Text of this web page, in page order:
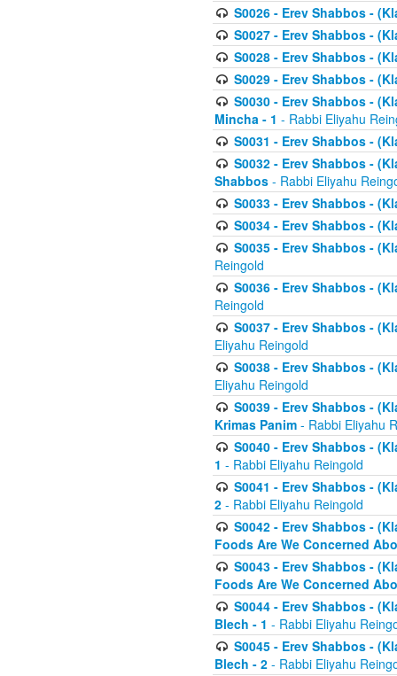
S0026 - Erev Shabbos -
S0027 - Erev Shabbos -
S0028 - Erev Shabbos -
S0029 - Erev Shabbos -
S0030 - Erev Shabbos -
Mincha - 1 - Rabbi Eliyahu
S0031 - Erev Shabbos -
S0032 - Erev Shabbos -
Shabbos - Rabbi Eliyahu
S0033 - Erev Shabbos -
S0034 - Erev Shabbos -
S0035 - Erev Shabbos -
Reingold
S0036 - Erev Shabbos -
Reingold
S0037 - Erev Shabbos -
Eliyahu Reingold
S0038 - Erev Shabbos -
Eliyahu Reingold
S0039 - Erev Shabbos -
Krimas Panim - Rabbi Eliyahu
S0040 - Erev Shabbos -
1 - Rabbi Eliyahu Reingold
S0041 - Erev Shabbos -
2 - Rabbi Eliyahu Reingold
S0042 - Erev Shabbos -
Foods Are We Concerned
S0043 - Erev Shabbos -
Foods Are We Concerned
S0044 - Erev Shabbos -
Blech - 1 - Rabbi Eliyahu
S0045 - Erev Shabbos -
Blech - 2 - Rabbi Eliyahu